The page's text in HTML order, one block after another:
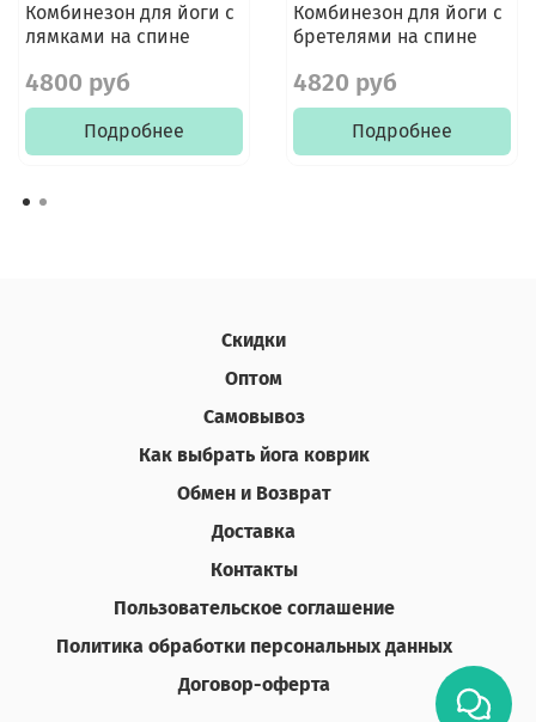
Комбинезон для йоги c
лямками на спине
4800 руб
Подробнее
Комбинезон для йоги c
бретелями на спине
4820 руб
Подробнее
Скидки
Оптом
Самовывоз
Как выбрать йога коврик
Обмен и Возврат
Доставка
Контакты
Пользовательское соглашение
Политика обработки персональных данных
Договор-оферта